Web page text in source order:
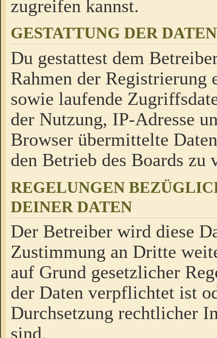
zugreifen kannst.
GESTATTUNG DER
Du gestattest dem
Rahmen der Registrierung
sowie laufende
der Nutzung, IP-Adresse
Browser übermittelte
den Betrieb des Boards zu
REGELUNGEN
DEINER DATEN
Der Betreiber wird diese
Zustimmung an Dritte
auf Grund gesetzlicher
der Daten verpflichtet ist
Durchsetzung rechtlicher
sind.